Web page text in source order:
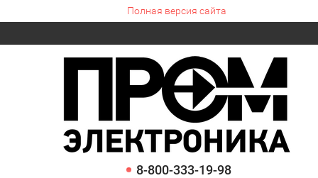
Полная версия сайта
8-800-333-19-98